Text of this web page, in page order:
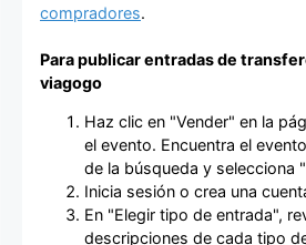
compradores.
Para publicar entradas de
viagogo
Haz clic en "Vender" en la
el evento. Encuentra el
de la búsqueda y selecciona
Inicia sesión o crea una
En "Elegir tipo de entrada",
descripciones de cada tipo